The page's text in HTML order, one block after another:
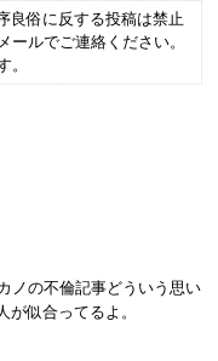
良俗に反する投稿は禁止
ルでご連絡ください。
。
ノの不倫記事どういう思い
似合ってるよ。